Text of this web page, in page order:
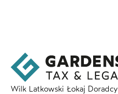
Wilk Latkowski Łokaj Doradcy